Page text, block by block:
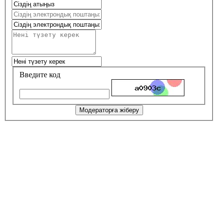
Введите код
Модераторға жіберу